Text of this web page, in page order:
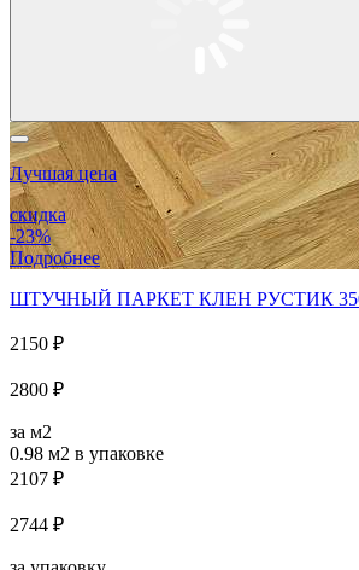
Лучшая цена
скидка
-23%
Подробнее
ШТУЧНЫЙ ПАРКЕТ КЛЕН РУСТИК
2150 ₽
2800 ₽
за м2
0.98 м2 в упаковке
2107 ₽
2744 ₽